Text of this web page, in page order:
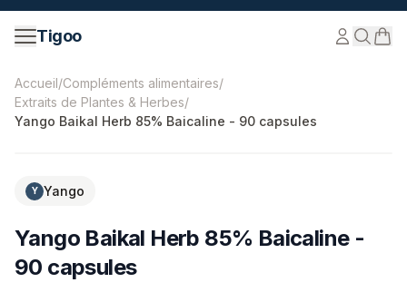
Passer au contenu
Tigoo
©2026Nutri Nordic AB.Tous droits réservés.
Accueil/Compléments alimentaires/
Extraits de Plantes & Herbes/
Yango Baikal Herb 85% Baicaline - 90 capsules
Y Yango
Yango Baikal Herb 85% Baicaline -
90 capsules